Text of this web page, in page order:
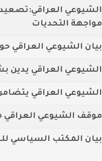
الشيوعي
مواجهة التحديات
بيان الشيوعي العراقي
الشيوعي العراقي يدين
الشيوعي العراقي
موقف الشيوعي العراقي
بيان المكتب السياسي